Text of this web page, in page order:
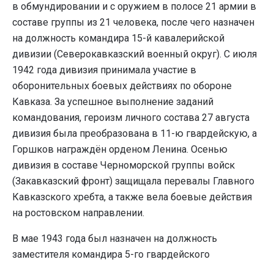
в обмундировании и с оружием в полосе 21 армии в
составе группы из 21 человека, после чего назначен
на должность командира 15-й кавалерийской
дивизии (Северокавказский военный округ). С июля
1942 года дивизия принимала участие в
оборонительных боевых действиях по обороне
Кавказа. За успешное выполнение заданий
командования, героизм личного состава 27 августа
дивизия была преобразована в 11-ю гвардейскую, а
Горшков награждён орденом Ленина. Осенью
дивизия в составе Черноморской группы войск
(Закавказский фронт) защищала перевалы Главного
Кавказского хребта, а также вела боевые действия
на ростовском направлении.
В мае 1943 года был назначен на должность
заместителя командира 5-го гвардейского